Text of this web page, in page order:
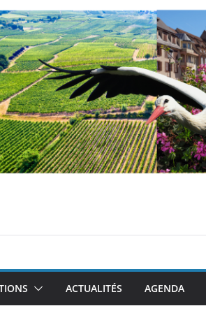
ACTUALITÉS AGENDA